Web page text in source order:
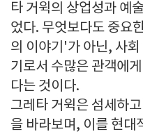
타 거윅의 상업성과 예
었다. 무엇보다도 중요
의 이야기'가 아닌, 사
기로서 수많은 관객에
다는 것이다.
그레타 거윅은 섬세하
을 바라보며, 이를 현대